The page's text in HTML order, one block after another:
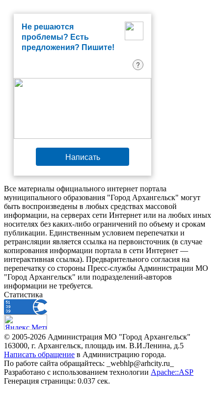
Не решаются
проблемы? Есть
предложения? Пишите!
?
Написать
Все материалы официального интернет портала
муниципального образования "Город Архангельск" могут
быть воспроизведены в любых средствах массовой
информации, на серверах сети Интернет или на любых иных
носителях без каких-либо ограничений по объему и срокам
публикации. Единственным условием перепечатки и
ретрансляции является ссылка на первоисточник (в случае
копирования информации портала в сети Интернет —
интерактивная ссылка). Предварительного согласия на
перепечатку со стороны Пресс-службы Администрации МО
"Город Архангельск" или подразделений-авторов
информации не требуется.
Статистика
© 2005-2026 Администрация МО "Город Архангельск"
163000, г. Архангельск, площадь им. В.И.Ленина, д.5
Написать обращение в Администрацию города.
По работе сайта обращайтесь: _webhlp@arhcity.ru_
Разработано с использованием технологии Apache::ASP
Генерация страницы: 0.037 сек.